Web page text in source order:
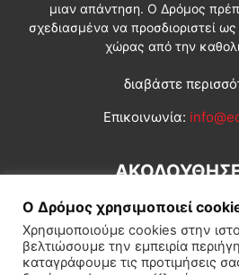
μιαν απάντηση. Ο Δρόμος
σχεδιασμένα να προσδιοριστεί
χώρας από την
διαβάστε
Επικοινωνία:
Ο Δρόμος χρησιμοποιεί
Χρησιμοποιούμε cookies στην
βελτιώσουμε την εμπειρία
καταγράφουμε τις προτιμήσεις